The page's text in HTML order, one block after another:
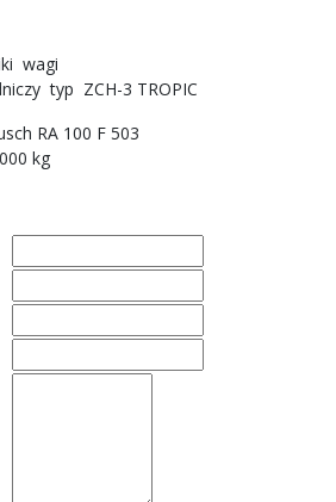
wagi
typ ZCH-3 TROPIC
RA 100 F 503
kg